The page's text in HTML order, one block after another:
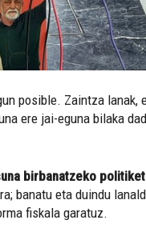
posible. Zaintza lanak,
ere jai-eguna bilaka
birbanatzeko
banatu eta duindu
fiskala garatuz.